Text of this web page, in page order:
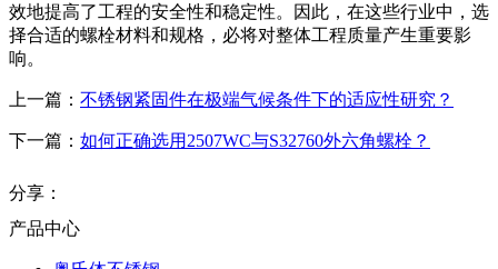
效地提高了工程的安全性和稳定性。因此，在这些行业中，选
择合适的螺栓材料和规格，必将对整体工程质量产生重要影
响。
上一篇： 不锈钢紧固件在极端气候条件下的适应性研究？
下一篇： 如何正确选用2507WC与S32760外六角螺栓？
分享：
产品中心